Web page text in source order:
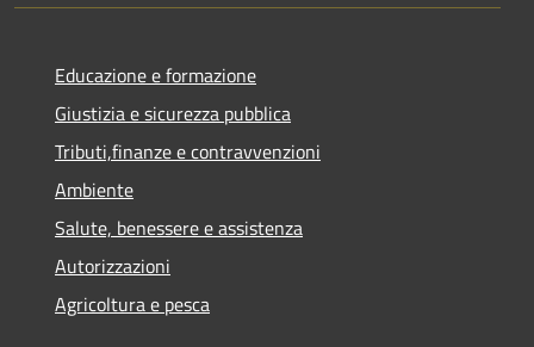
Educazione e formazione
Giustizia e sicurezza pubblica
Tributi,finanze e contravvenzioni
Ambiente
Salute, benessere e assistenza
Autorizzazioni
Agricoltura e pesca